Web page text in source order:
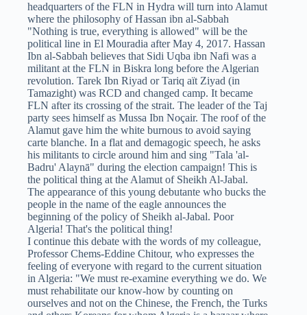
headquarters of the FLN in Hydra will turn into Alamut
where the philosophy of Hassan ibn al-Sabbah
"Nothing is true, everything is allowed" will be the
political line in El Mouradia after May 4, 2017. Hassan
Ibn al-Sabbah believes that Sidi Uqba ibn Nafi was a
militant at the FLN in Biskra long before the Algerian
revolution. Tarek Ibn Riyad or Tariq aït Ziyad (in
Tamazight) was RCD and changed camp. It became
FLN after its crossing of the strait. The leader of the Taj
party sees himself as Mussa Ibn Noçair. The roof of the
Alamut gave him the white burnous to avoid saying
carte blanche. In a flat and demagogic speech, he asks
his militants to circle around him and sing "Tala 'al-
Badru' Alaynā" during the election campaign! This is
the political thing at the Alamut of Sheikh Al-Jabal.
The appearance of this young debutante who bucks the
people in the name of the eagle announces the
beginning of the policy of Sheikh al-Jabal. Poor
Algeria! That's the political thing!
I continue this debate with the words of my colleague,
Professor Chems-Eddine Chitour, who expresses the
feeling of everyone with regard to the current situation
in Algeria: "We must re-examine everything we do. We
must rehabilitate our know-how by counting on
ourselves and not on the Chinese, the French, the Turks